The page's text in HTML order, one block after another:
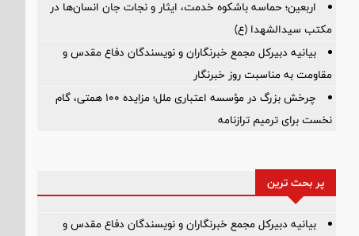
اربعین؛ حماسه باشکوه خدمت، ایثار و نجات جان انسان‌ها در
مکتب سیدالشهدا (ع)
بیانیه دبیرکل مجمع خبرنگاران و نویسندگان دفاع مقدس و
مقاومت به مناسبت روز خبرنگار
چرخش بزرگ در مؤسسه اعتباری ملل؛ مزایده ۱۰۰ همتی، گام
نخست برای ترمیم ترازنامه
پر بحث ترین
بیانیه دبیرکل مجمع خبرنگاران و نویسندگان دفاع مقدس و